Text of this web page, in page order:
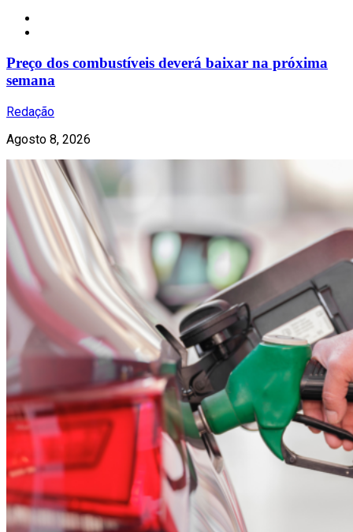
Preço dos combustíveis deverá baixar na próxima
semana
Redação
Agosto 8, 2026